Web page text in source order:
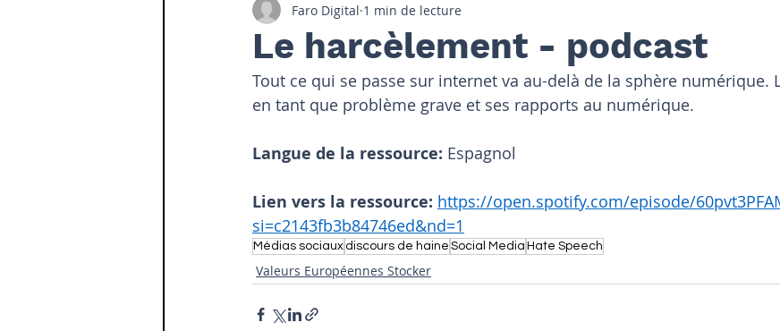
Le harcèlement - podcast
Faro Digital 1 min de lecture
Tout ce qui se passe sur internet va au-delà de la sphère numérique.
en tant que problème grave et ses rapports au numérique.
Langue de la ressource: Espagnol
Lien vers la ressource: https://open.spotify.com/episode/
si=c2143fb3b84746ed&nd=1
Médias sociaux discours de haine Social Media Hate Speech
Valeurs Européennes Stocker